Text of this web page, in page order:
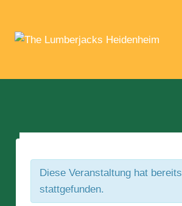
springen
Diese Veranstaltung hat bereits
stattgefunden.